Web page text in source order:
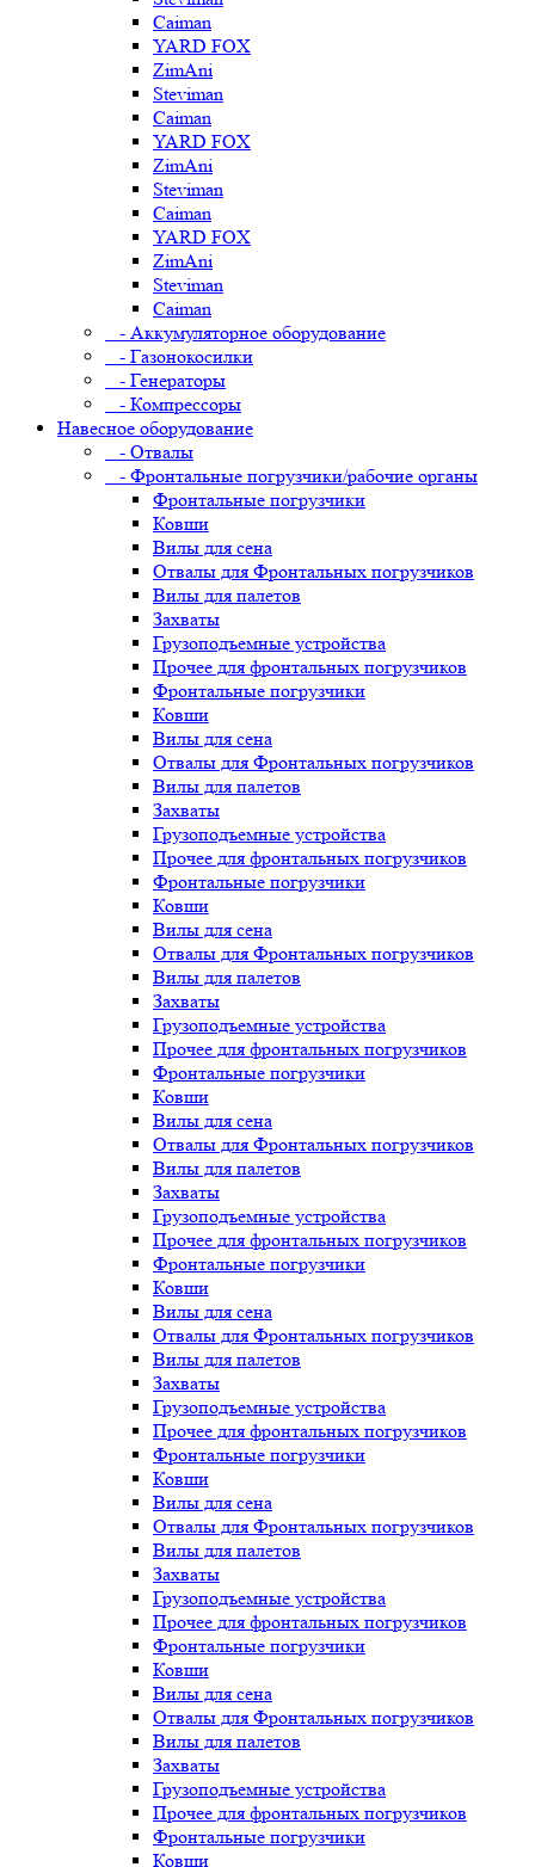
Caiman
YARD FOX
ZimAni
Steviman
Caiman
YARD FOX
ZimAni
Steviman
Caiman
YARD FOX
ZimAni
Steviman
Caiman
- Аккумуляторное оборудование
- Газонокосилки
- Генераторы
- Компрессоры
Навесное оборудование
- Отвалы
- Фронтальные погрузчики/рабочие органы
Фронтальные погрузчики
Ковши
Вилы для сена
Отвалы для Фронтальных погрузчиков
Вилы для палетов
Захваты
Грузоподъемные устройства
Прочее для фронтальных погрузчиков
Фронтальные погрузчики
Ковши
Вилы для сена
Отвалы для Фронтальных погрузчиков
Вилы для палетов
Захваты
Грузоподъемные устройства
Прочее для фронтальных погрузчиков
Фронтальные погрузчики
Ковши
Вилы для сена
Отвалы для Фронтальных погрузчиков
Вилы для палетов
Захваты
Грузоподъемные устройства
Прочее для фронтальных погрузчиков
Фронтальные погрузчики
Ковши
Вилы для сена
Отвалы для Фронтальных погрузчиков
Вилы для палетов
Захваты
Грузоподъемные устройства
Прочее для фронтальных погрузчиков
Фронтальные погрузчики
Ковши
Вилы для сена
Отвалы для Фронтальных погрузчиков
Вилы для палетов
Захваты
Грузоподъемные устройства
Прочее для фронтальных погрузчиков
Фронтальные погрузчики
Ковши
Вилы для сена
Отвалы для Фронтальных погрузчиков
Вилы для палетов
Захваты
Грузоподъемные устройства
Прочее для фронтальных погрузчиков
Фронтальные погрузчики
Ковши
Вилы для сена
Отвалы для Фронтальных погрузчиков
Вилы для палетов
Захваты
Грузоподъемные устройства
Прочее для фронтальных погрузчиков
Фронтальные погрузчики
Ковши